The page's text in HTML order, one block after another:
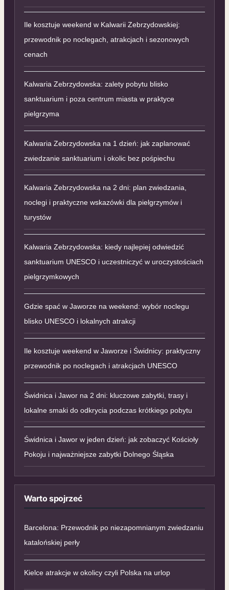
Ile kosztuje weekend w Kalwarii Zebrzydowskiej:
przewodnik po noclegach, atrakcjach i sezonowych
cenach
Kalwaria Zebrzydowska: zalety pobytu blisko
sanktuarium i poza centrum miasta w praktyce
pielgrzyma
Kalwaria Zebrzydowska na 1 dzień: jak zaplanować
zwiedzanie sanktuarium i okolic bez pośpiechu
Kalwaria Zebrzydowska na 2 dni: plan zwiedzania,
noclegi i praktyczne wskazówki dla pielgrzymów i
turystów
Kalwaria Zebrzydowska: kiedy najlepiej odwiedzić
sanktuarium UNESCO i uczestniczyć w uroczystościach
pielgrzymkowych
Gdzie spać w Jaworze na weekend: wybór noclegu
blisko UNESCO i lokalnych atrakcji
Ile kosztuje weekend w Jaworze i Świdnicy: praktyczny
przewodnik po noclegach i atrakcjach UNESCO
Świdnica i Jawor na 2 dni: kluczowe zabytki, trasy i
lokalne smaki do odkrycia podczas krótkiego pobytu
Świdnica i Jawor w jeden dzień: jak zobaczyć Kościoły
Pokoju i najważniejsze zabytki Dolnego Śląska
Warto spojrzeć
Barcelona: Przewodnik po niezapomnianym zwiedzaniu
katalońskiej perły
Kielce atrakcje w okolicy czyli Polska na urlop